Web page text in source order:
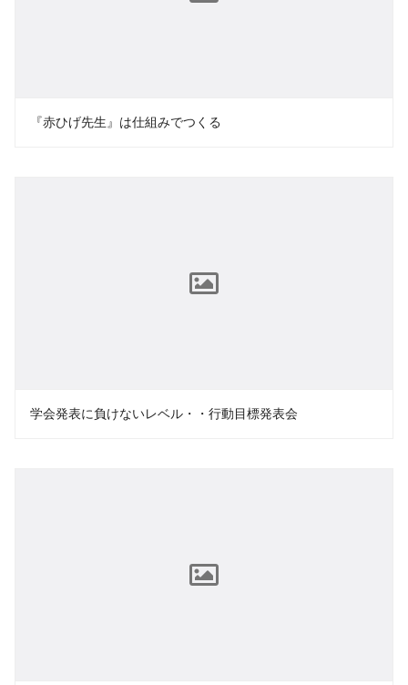
『赤ひげ先生』は仕組みでつくる
学会発表に負けないレベル・・行動目標発表会